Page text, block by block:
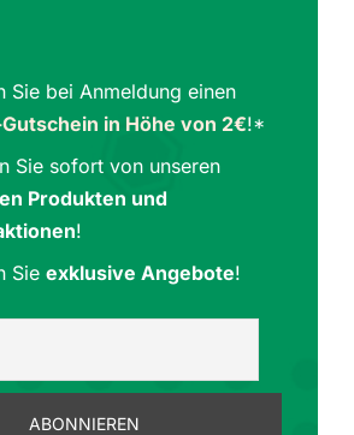
Sie bei Anmeldung einen
in Höhe von 2€!*
Sie sofort von unseren
Produkten und
!
Sieexklusive Angebote!